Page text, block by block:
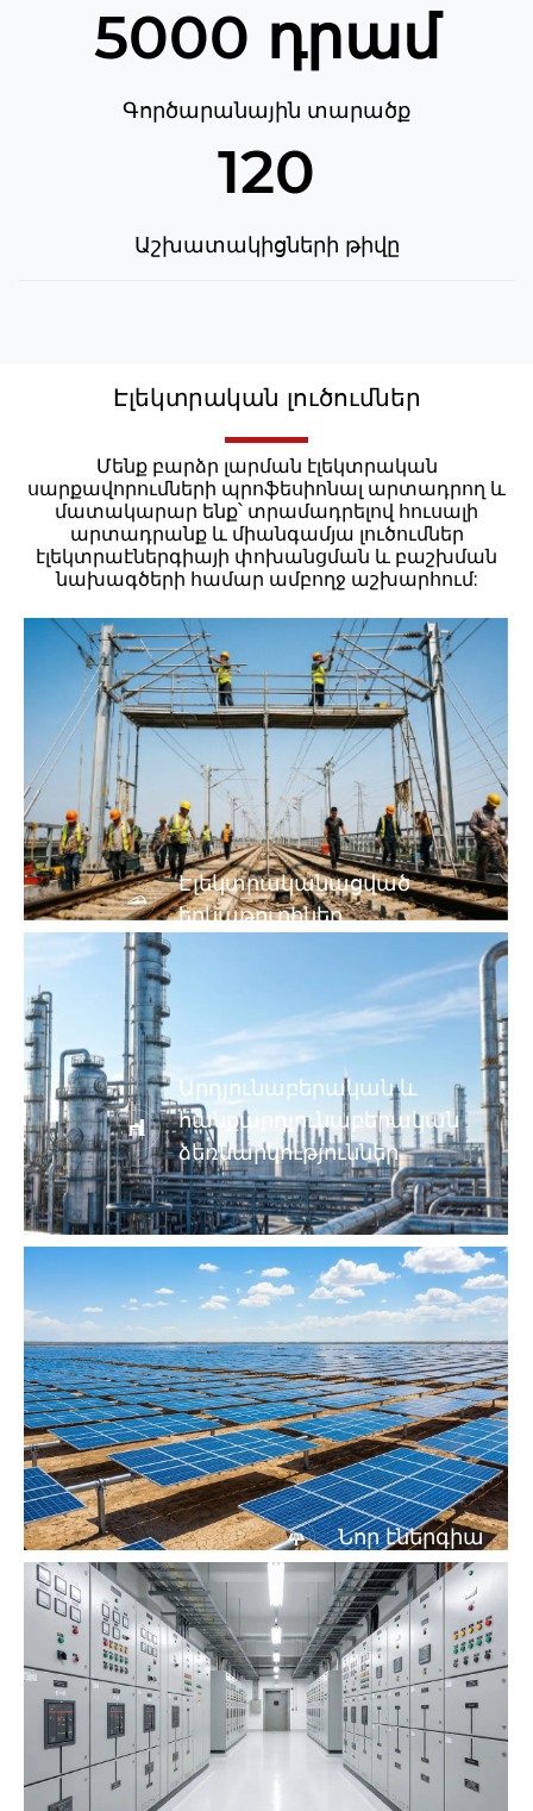
5000 դրամ
Գործարանային տարածք
120
Աշխատակիցների թիվը
Էլեկտրական լուծումներ
Մենք բարձր լարման էլեկտրական
սարքավորումների պրոֆեսիոնալ արտադրող և
մատակարար ենք՝ տրամադրելով հուսալի
արտադրանք և միանգամյա լուծումներ
էլեկտրաէներգիայի փոխանցման և բաշխման
նախագծերի համար ամբողջ աշխարհում:
Էլեկտրականացված
երկաթուղիներ
Արդյունաբերական և
հանքարդյունաբերական
ձեռնարկություններ
Նոր էներգիա